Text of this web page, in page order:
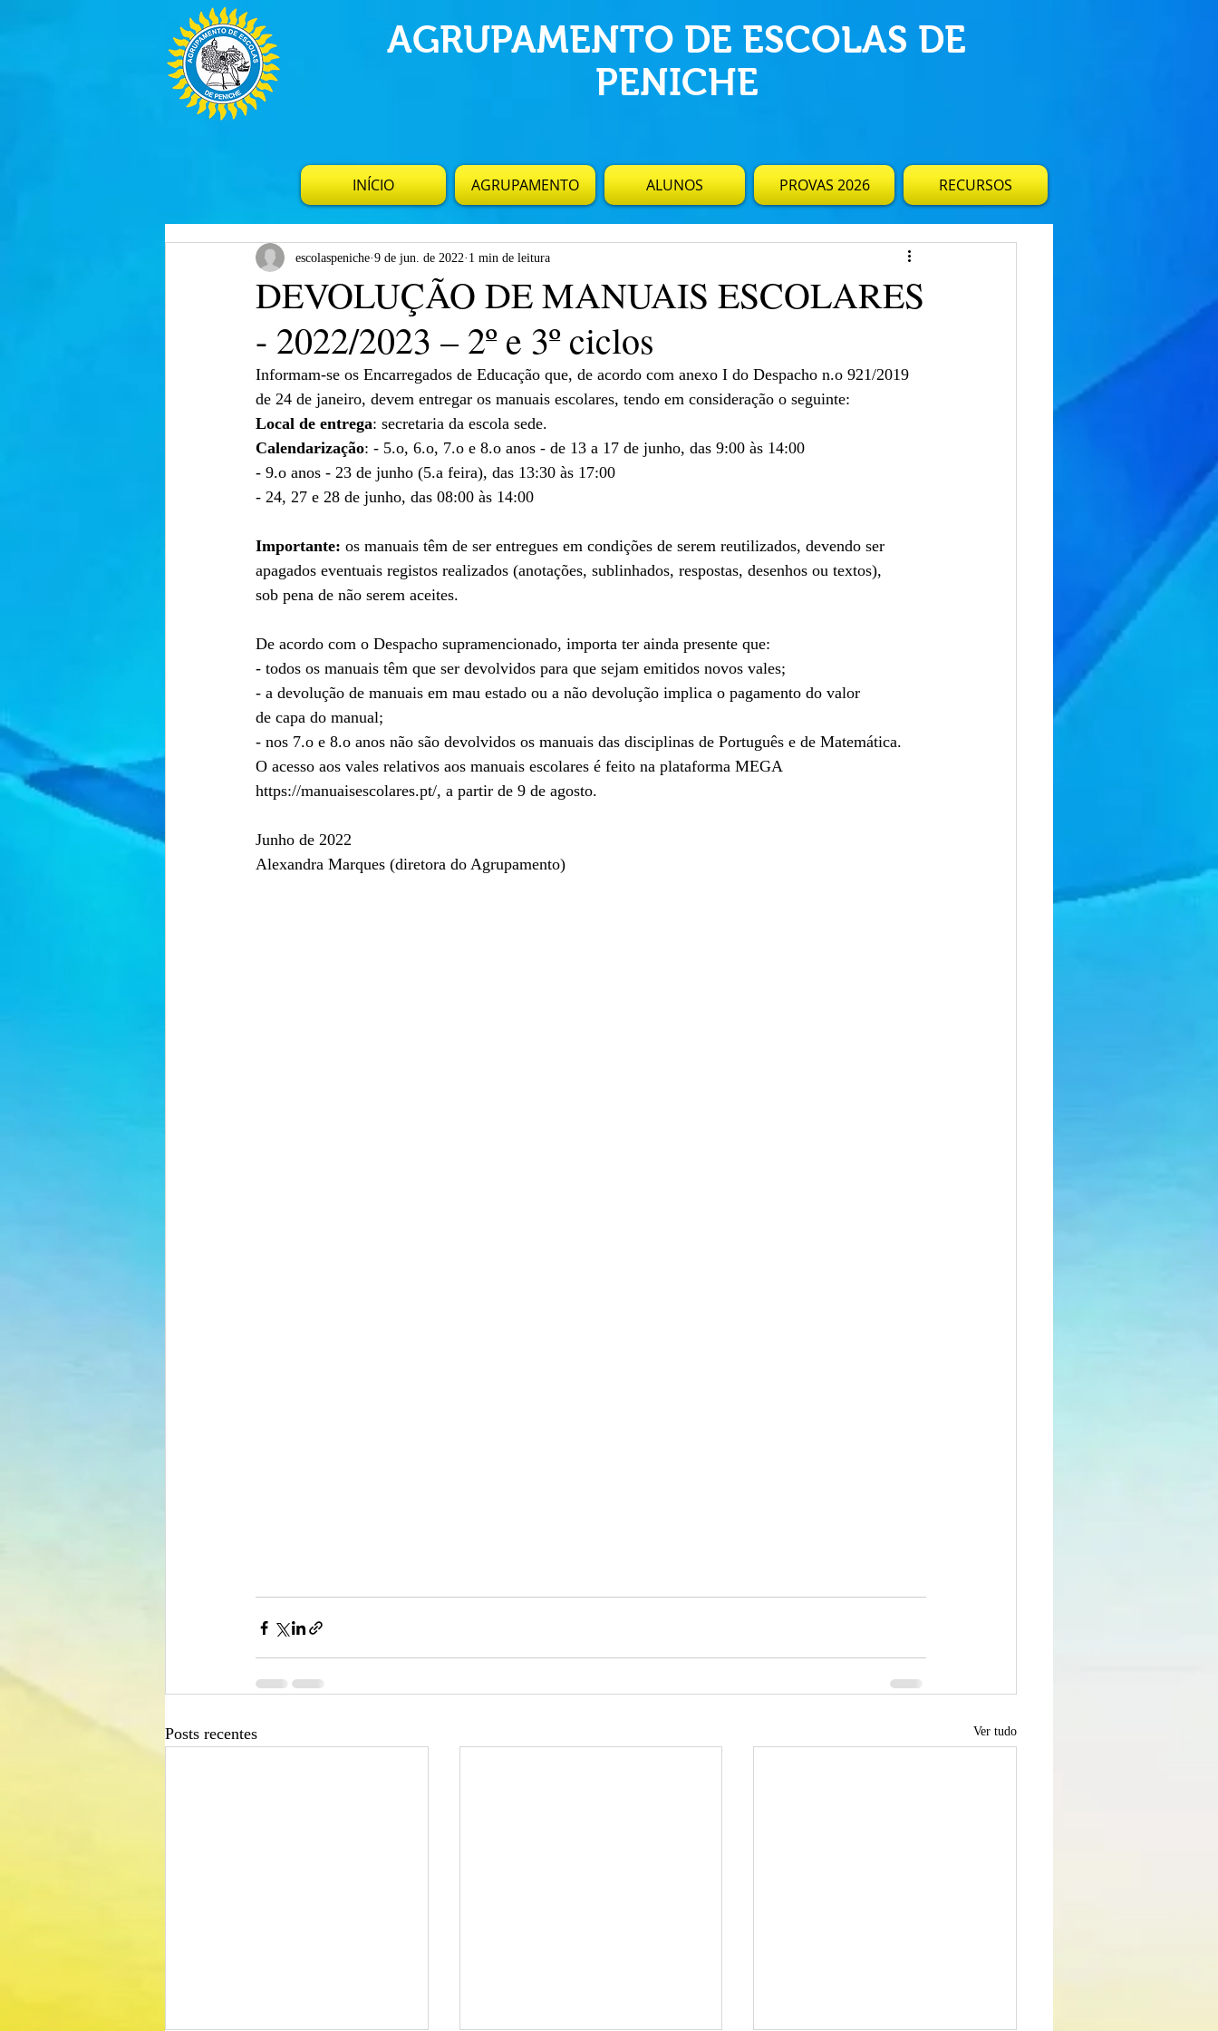
AGRUPAMENTO DE ESCOLAS DE
PENICHE
INÍCIO AGRUPAMENTO ALUNOS PROVAS 2026 RECURSOS
DEVOLUÇÃO DE MANUAIS ESCOLARES
- 2022/2023 – 2º e 3º ciclos
escolaspeniche 9 de jun. de 2022 1 min de leitura
Informam-se os Encarregados de Educação que, de acordo com anexo I do Despacho n.o 921/2019
de 24 de janeiro, devem entregar os manuais escolares, tendo em consideração o seguinte:
Local de entrega: secretaria da escola sede.
Calendarização: - 5.o, 6.o, 7.o e 8.o anos - de 13 a 17 de junho, das 9:00 às 14:00
- 9.o anos - 23 de junho (5.a feira), das 13:30 às 17:00
- 24, 27 e 28 de junho, das 08:00 às 14:00
Importante: os manuais têm de ser entregues em condições de serem reutilizados, devendo ser
apagados eventuais registos realizados (anotações, sublinhados, respostas, desenhos ou textos),
sob pena de não serem aceites.
De acordo com o Despacho supramencionado, importa ter ainda presente que:
- todos os manuais têm que ser devolvidos para que sejam emitidos novos vales;
- a devolução de manuais em mau estado ou a não devolução implica o pagamento do valor
de capa do manual;
- nos 7.o e 8.o anos não são devolvidos os manuais das disciplinas de Português e de Matemática.
O acesso aos vales relativos aos manuais escolares é feito na plataforma MEGA
https://manuaisescolares.pt/, a partir de 9 de agosto.
Junho de 2022
Alexandra Marques (diretora do Agrupamento)
Posts recentes Ver tudo